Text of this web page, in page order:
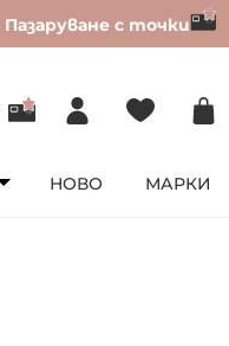
Пазаруване с точки
НОВО МАРКИ